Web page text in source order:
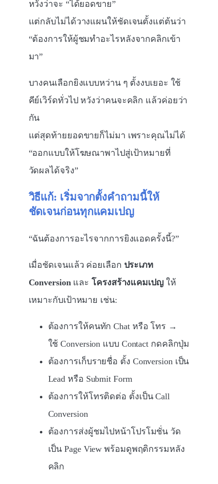
หวังว่าจะ “ได้ยอดขาย”
แต่กลับไม่ได้วางแผนให้ชัดเจนตั้งแต่ต้นว่า
“ต้องการให้ผู้ชมทำอะไรหลังจากคลิกเข้า
มา”
บางคนเลือกยิงแบบหว่าน ๆ ตั้งงบเยอะ ใช้
คีย์เวิร์ดทั่วไป หวังว่าคนจะคลิก แล้วค่อยว่า
กัน
แต่สุดท้ายยอดขายก็ไม่มา เพราะคุณไม่ได้
“ออกแบบให้โฆษณาพาไปสู่เป้าหมายที่
วัดผลได้จริง”
วิธีแก้: เริ่มจากตั้งคำถามนี้ให้
ชัดเจนก่อนทุกแคมเปญ
“ฉันต้องการอะไรจากการยิงแอดครั้งนี้?”
เมื่อชัดเจนแล้ว ค่อยเลือก ประเภท
Conversionและ โครงสร้างแคมเปญให้
เหมาะกับเป้าหมาย เช่น:
ต้องการให้คนทัก Chat หรือ โทร →
ใช้ Conversion แบบ Contact กดคลิกปุ่ม
ต้องการเก็บรายชื่อ ตั้ง Conversion เป็น
Lead หรือ Submit Form
ต้องการให้โทรติดต่อ ตั้งเป็น Call
Conversion
ต้องการส่งผู้ชมไปหน้าโปรโมชั่น วัด
เป็น Page View พร้อมดูพฤติกรรมหลัง
คลิก